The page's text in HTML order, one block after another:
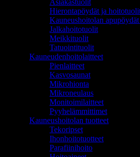
Asiakastuolit
Hierontapöydät ja
Kauneushoitolan
Jalkahoitotuolit
Meikkituolit
Tatuointituolit
Kauneudenhoitolaitteet
Pienlaitteet
Kasvosaunat
Mikrohionta
Mikroneulaus
Monitoimilaitteet
Pyyhelämmittimet
Kauneushoitolan tuotteet
Tekoripset
Ihonhoitotuotteet
Parafiinihoito